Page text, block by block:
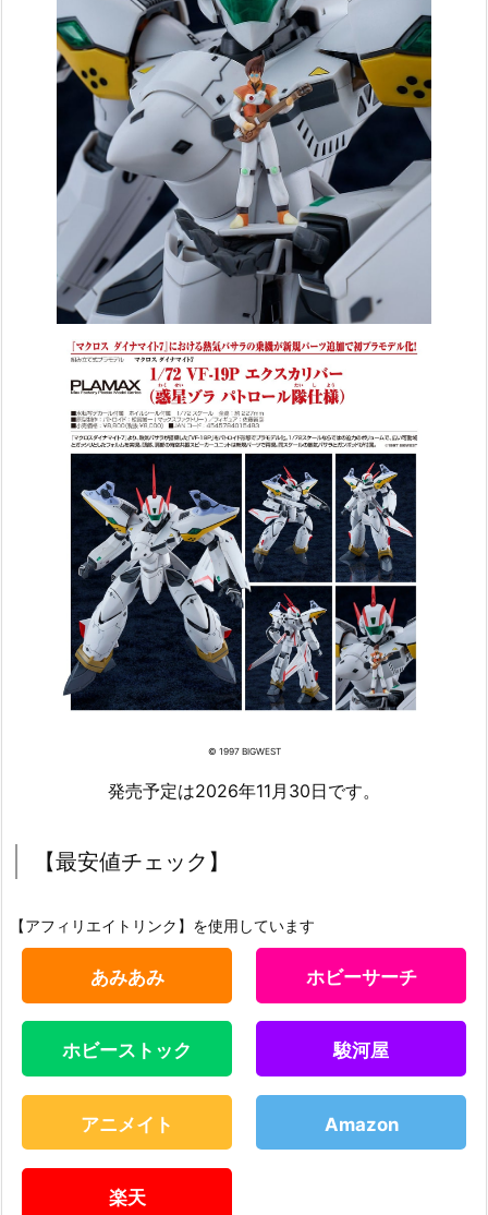
© 1997 BIGWEST
発売予定は2026年11月30日です。
【最安値チェック】
【アフィリエイトリンク】を使用しています
あみあみ ホビーサーチ
ホビーストック 駿河屋
アニメイト Amazon
楽天